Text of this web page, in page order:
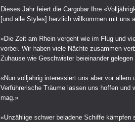
Dieses Jahr feiert die Cargobar Ihre
[und alle Styles] herzlich willkommen mit uns
«Die Zeit am Rhein vergeht wie im Flug und
vorbei. Wir haben viele Nächte zusammen
Zuhause wie Geschwister beieinander gelegen
«Nun volljährig interessiert uns aber vor
Verführerische Träume lassen uns hoffen
mag.»
«Unzählige schwer beladene Schiffe